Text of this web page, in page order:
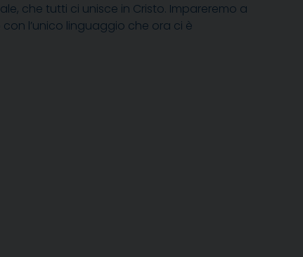
che tutti ci unisce in Cristo. Impareremo a
l’unico linguaggio che ora ci è